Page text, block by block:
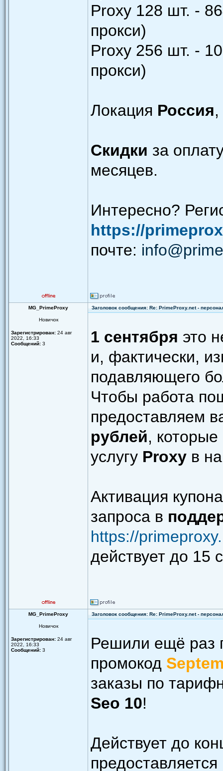
Proxy 128 шт. -
прокси)
Proxy 256 шт. -
прокси)
Локация Россия,
Скидки за
месяцев.
Интересно?
https://
почте:
MG_PrimeProxy Заголовок сообщения: Re: PrimeProxy.net -
Новичок
Зарегистрирован: 24 авг
2022, 16:33
Сообщений: 3 1 сентября это
и, фактически,
подавляющего
Чтобы работа
предоставляем
рублей,
услугу Proxy в
Активация
запроса в
https://
действует до 15
MG_PrimeProxy Заголовок сообщения: Re: PrimeProxy.net -
Новичок
Зарегистрирован: 24 авг
2022, 16:33
Сообщений: 3
Решили ещё раз
промокод
заказы по
Seo 10!
Действует до